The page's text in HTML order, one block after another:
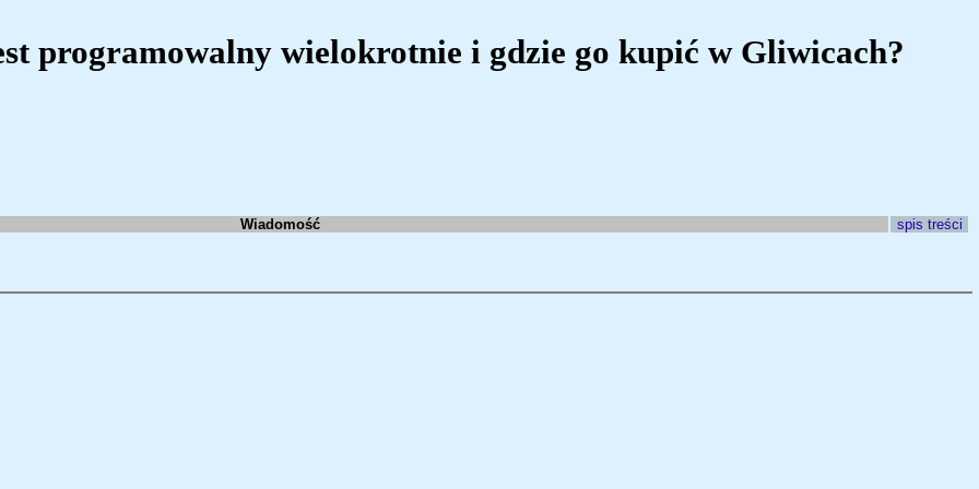
programowalny wielokrotnie i gdzie go kupić w Gliwicach?
Wiadomość
spis treści